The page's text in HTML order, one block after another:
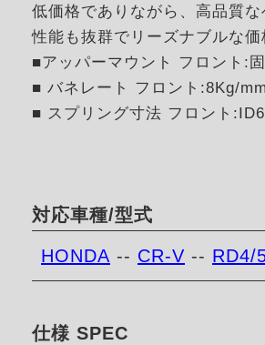
低価格でありながら、高品質な
性能も抜群でリーズナブルな
■アッパーマウント フロント:
■ バネレート フロント:8Kg/
■ スプリング寸法 フロント
対応車種/型式
HONDA -- CR-V -- RD4/
仕様 SPEC